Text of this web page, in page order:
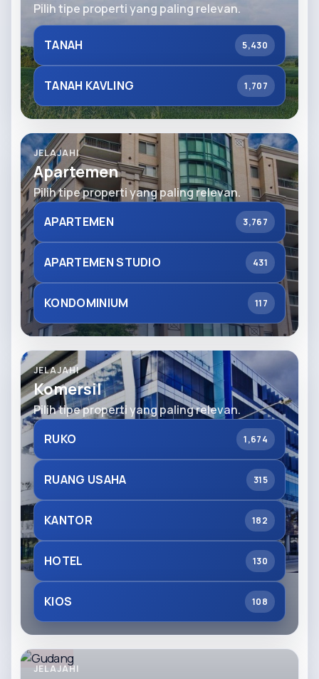
Pilih tipe properti yang paling relevan.
TANAH 5,430
TANAH KAVLING 1,707
JELAJAHI
Apartemen
Pilih tipe properti yang paling relevan.
APARTEMEN
3,767
APARTEMEN STUDIO 431
KONDOMINIUM 117
JELAJAHI
Komersil
Pilih tipe properti yang paling relevan.
RUKO
1,674
RUANG USAHA 315
KANTOR 182
HOTEL 130
KIOS 108
JELAJAHI